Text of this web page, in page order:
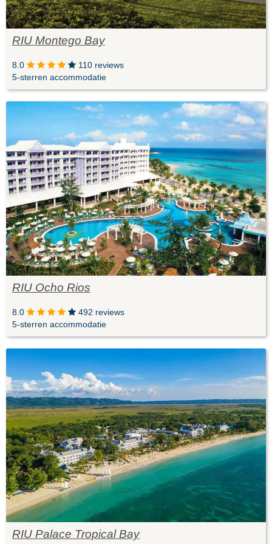
RIU Montego Bay
8.0
110 reviews
5-sterren accommodatie
RIU Ocho Rios
8.0
492 reviews
5-sterren accommodatie
RIU Palace Tropical Bay